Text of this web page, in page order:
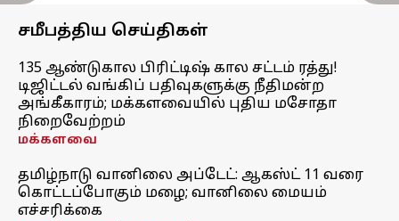
சமீபத்திய செய்திகள்
135 ஆண்டுகால பிரிட்டிஷ் கால சட்டம் ரத்து!
டிஜிட்டல் வங்கிப் பதிவுகளுக்கு நீதிமன்ற
அங்கீகாரம்; மக்களவையில் புதிய மசோதா
நிறைவேற்றம்
மக்களவை
தமிழ்நாடு வானிலை அப்டேட்: ஆகஸ்ட் 11 வரை
கொட்டப்போகும் மழை; வானிலை மையம்
எச்சரிக்கை